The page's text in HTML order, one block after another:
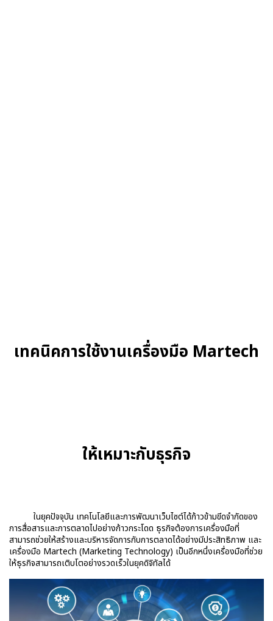
เทคนิคการใช้งานเครื่องมือ Martech
ให้เหมาะกับธุรกิจ
ในยุคปัจจุบัน เทคโนโลยีและการพัฒนาเว็บไซต์ได้ก้าวข้ามขีดจำกัดของ
การสื่อสารและการตลาดไปอย่างก้าวกระโดด ธุรกิจต้องการเครื่องมือที่
สามารถช่วยให้สร้างและบริหารจัดการกับการตลาดได้อย่างมีประสิทธิภาพ และ
เครื่องมือ Martech (Marketing Technology) เป็นอีกหนึ่งเครื่องมือที่ช่วย
ให้ธุรกิจสามารถเติบโตอย่างรวดเร็วในยุคดิจิทัลได้